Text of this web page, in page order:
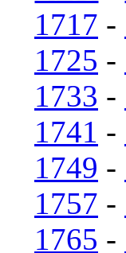
1717 -
1725 -
1733 -
1741 -
1749 -
1757 -
1765 -